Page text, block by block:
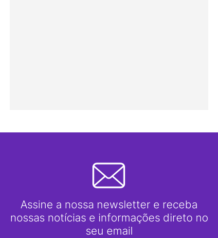
Assine a nossa newsletter e receba
nossas notícias e informações direto no
seu email